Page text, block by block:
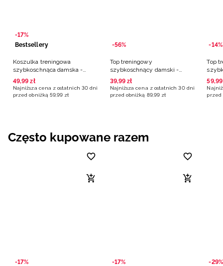
-17%
Bestsellery
Koszulka treningowa
szybkoschnąca damska -
czarna
49,99 zł
Najniższa cena z ostatnich 30 dni
przed obniżką 59,99 zł
-56%
Top treningowy
szybkoschnący damski -
czarny
39,99 zł
Najniższa cena z ostatnich 30 dni
przed obniżką 89,99 zł
-14%
Top
59,99
przed
Często kupowane razem
-17% -17% -29%